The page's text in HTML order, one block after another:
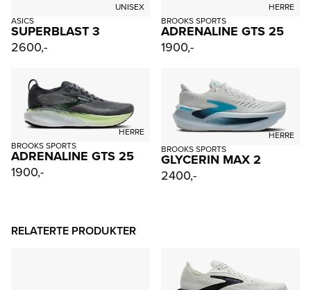
UNISEX
ASICS
SUPERBLAST 3
2600,-
HERRE
BROOKS SPORTS
ADRENALINE GTS 25
1900,-
HERRE
BROOKS SPORTS
ADRENALINE GTS 25
1900,-
HERRE
BROOKS SPORTS
GLYCERIN MAX 2
2400,-
RELATERTE PRODUKTER